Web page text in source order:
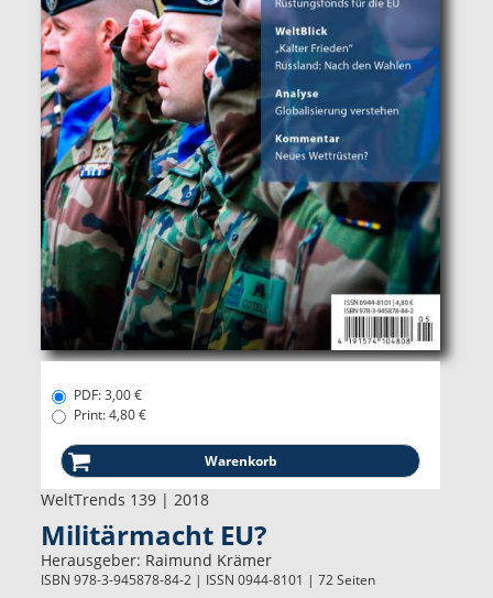
PDF: 3,00 €
Print: 4,80 €
WeltTrends 139 | 2018
Militärmacht EU?
Herausgeber: Raimund Krämer
ISBN 978-3-945878-84-2 | ISSN 0944-8101 | 72 Seiten